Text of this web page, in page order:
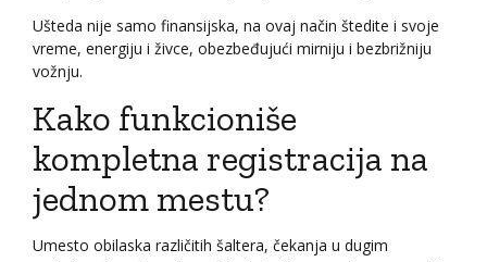
Ušteda nije samo finansijska, na ovaj način štedite i svoje
vreme, energiju i živce, obezbeđujući mirniju i bezbrižniju
vožnju.
Kako funkcioniše
kompletna registracija na
jednom mestu?
Umesto obilaska različitih šaltera, čekanja u dugim